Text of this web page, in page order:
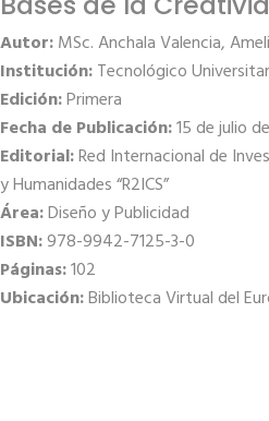
Autor:MSc. Anchala Valencia,
Institución:Tecnológico
Edición:Primera
Fecha de Publicación:15 de julio
Editorial:Red Internacional de
y Humanidades “R2ICS”
Área:Diseño y Publicidad
ISBN:978-9942-7125-3-0
Páginas:102
Ubicación:Biblioteca Virtual del